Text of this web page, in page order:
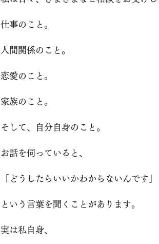
仕事のこと。
人間関係のこと。
恋愛のこと。
家族のこと。
そして、自分自身のこと。
お話を伺っていると、
「どうしたらいいかわからないんです」
という言葉を聞くことがあります。
実は私自身、